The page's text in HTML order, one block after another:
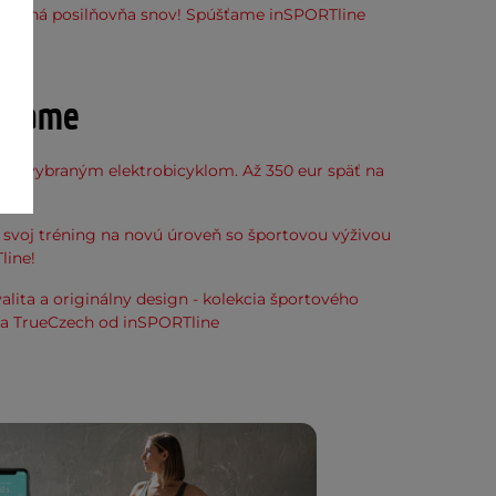
posilňovňa snov! Spúšťame inSPORTline
k vybraným elektrobicyklom. Až 350 eur späť na
svoj tréning na novú úroveň so športovou výživou
a originálny design - kolekcia športového
TrueCzech od inSPORTline